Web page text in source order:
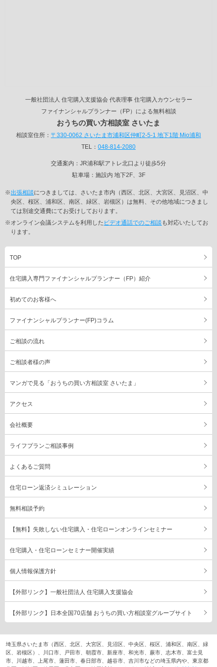
一般社団法人 住宅購入支援協会 代表理事 住宅購入カウンセラー
ファイナンシャルプランナー（FP）による無料相談
おうちの買い方相談室 さいたま
相談室住所： 〒330-0062 さいたま市浦和区仲町2-5-1 地下1階 Mio浦和
TEL： 048-814-2080
交通案内：JR浦和駅アトレ北口より徒歩5分
駐車場：施設内 地下2F、3F
※出張相談につきましては、さいたま市内（西区、北区、大宮区、見沼区、中
央区、桜区、浦和区、南区、緑区、岩槻区）は無料、その他地域につきまし
ては別途交通費にてお受けしております。
※オンライン会議システムを利用した ビデオ通話でのご相談 も対応いたしてお
ります。
TOP
住宅購入専門ファイナンシャルプランナー（FP）紹介
初めてのお客様へ
ファイナンシャルプランナー(FP)コラム
ご相談の流れ
ご相談者様の声
マンガで見る「おうちの買い方相談室 さいたま」
アクセス
会社概要
ライフプランご相談事例
よくあるご質問
住宅ローン返済シミュレーション
無料相談予約
【無料】失敗しない住宅購入・住宅ローンオンラインセミナー
住宅購入・住宅ローンセミナー開催実績
個人情報保護方針
【外部リンク】一般社団法人 住宅購入支援協会
【外部リンク】日本全国70店舗 おうちの買い方相談室グループサイト
埼玉県さいたま市（西区、北区、大宮区、見沼区、中央区、桜区、浦和区、南区、緑
区、岩槻区）、川口市、戸田市、朝霞市、新座市、和光市、蕨市、志木市、富士見
市、川越市、上尾市、蓮田市、春日部市、越谷市、吉川市などの埼玉県内や、東京都